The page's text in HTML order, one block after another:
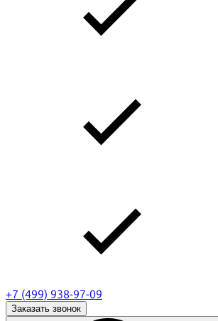
+7 (499) 938-97-09
Заказать звонок